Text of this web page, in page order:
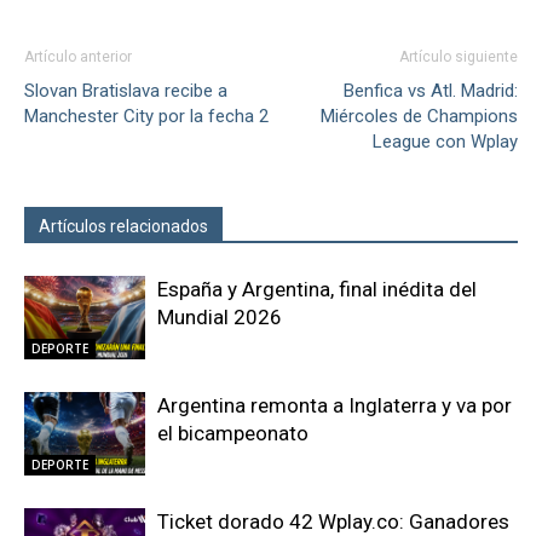
Artículo anterior
Slovan Bratislava recibe a
Manchester City por la fecha 2
Artículo siguiente
Benfica vs Atl. Madrid:
Miércoles de Champions
League con Wplay
Artículos relacionados
DEPORTE
España y Argentina, final inédita del
Mundial 2026
DEPORTE
Argentina remonta a Inglaterra y va por
el bicampeonato
Ticket dorado 42 Wplay.co: Ganadores